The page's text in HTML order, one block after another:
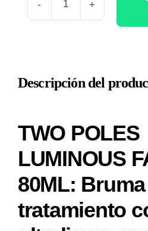
MIST
Descripción del
TWO POLES
LUMINOUS
80ML:
tratamiento